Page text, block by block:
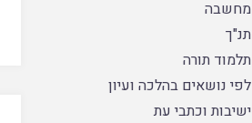
מחשבה
תנ"ך
תלמוד תורה
לפי נושאים בהלכה ועיון
ישיבות וכתבי עת